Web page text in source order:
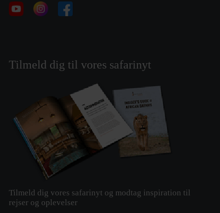
Tilmeld dig til vores safarinyt
Tilmeld dig vores safarinyt og modtag inspiration til
rejser og oplevelser